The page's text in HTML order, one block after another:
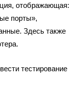
отображающая:
порты»,
Здесь также
тестирование